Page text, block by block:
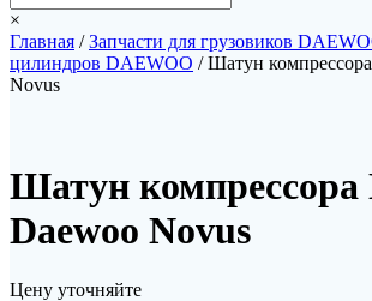
×
Главная /Запчасти для грузовиков
цилиндров DAEWOO / Шатун
Novus
Шатун компрессора
Daewoo Novus
Цену уточняйте